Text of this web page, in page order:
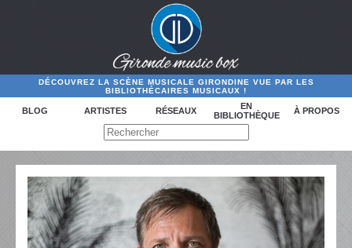
DÉCOUVREZ LA SCÈNE MUSICALE GIRONDINE VUE PAR LES
BIBLIOTHÉCAIRES MUSICAUX !
BLOG ARTISTES RÉSEAUX
EN
BIBLIOTHÈQUE
À PROPOS